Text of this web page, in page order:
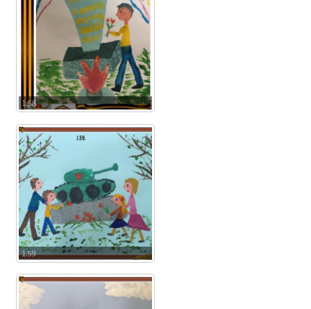
1.58
1.59